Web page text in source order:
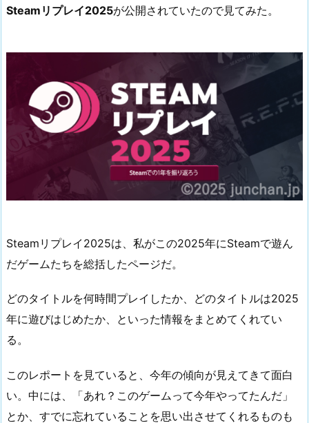
Steamリプレイ2025が公開されていたので見てみた。
Steamリプレイ2025は、私がこの2025年にSteamで遊ん
だゲームたちを総括したページだ。
どのタイトルを何時間プレイしたか、どのタイトルは2025
年に遊びはじめたか、といった情報をまとめてくれてい
る。
このレポートを見ていると、今年の傾向が見えてきて面白
い。中には、「あれ？このゲームって今年やってたんだ」
とか、すでに忘れていることを思い出させてくれるものも